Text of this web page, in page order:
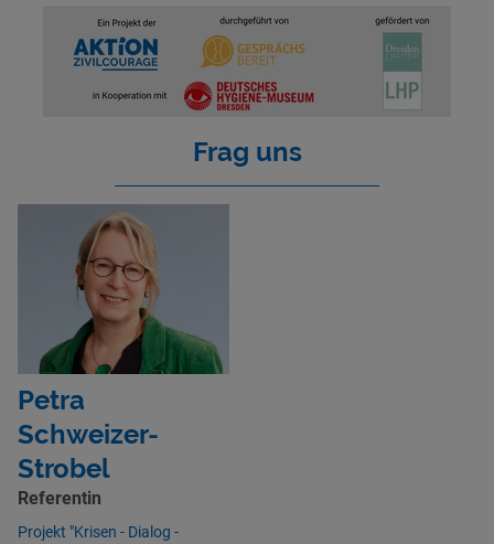
Frag uns
Petra
Schweizer-
Strobel
Referentin
Projekt "Krisen - Dialog -